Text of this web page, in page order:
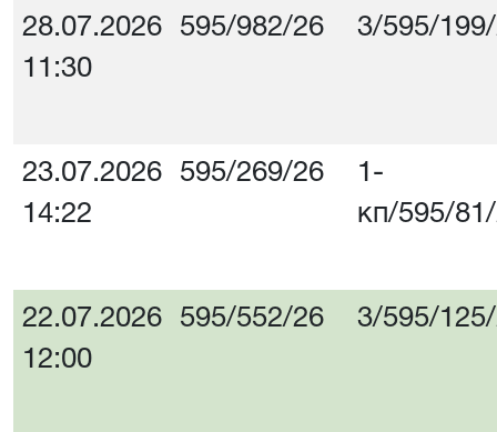
28.07.2026
11:30
595/982/26 3/595/
23.07.2026
14:22
595/269/26
1-
кп/595/
22.07.2026
12:00
595/552/26 3/595/